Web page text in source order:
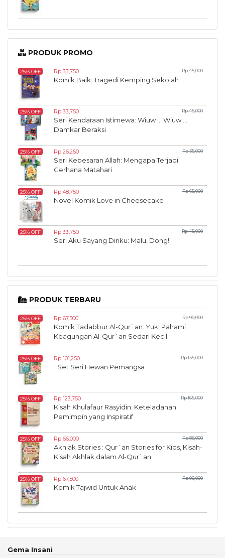
PRODUK PROMO
25% OFF Rp 33,750 Rp 45,000
Komik Baik: Tragedi Kemping Sekolah
25% OFF Rp 33,750 Rp 45,000
Seri Kendaraan Istimewa: Wiuw ... Wiuw ...
Damkar Beraksi
25% OFF Rp 26,250 Rp 35,000
Seri Kebesaran Allah: Mengapa Terjadi
Gerhana Matahari
25% OFF Rp 48,750 Rp 65,000
Novel Komik Love in Cheesecake
25% OFF Rp 33,750 Rp 45,000
Seri Aku Sayang Diriku: Malu, Dong!
PRODUK TERBARU
25% OFF Rp 67,500 Rp 90,000
Komik Tadabbur Al-Qur`an: Yuk! Pahami
Keagungan Al-Qur`an Sedari Kecil
25% OFF Rp 101,250 Rp 135,000
1 Set Seri Hewan Pemangsa
25% OFF Rp 123,750 Rp 165,000
Kisah Khulafaur Rasyidin: Keteladanan
Pemimpin yang Inspiratif
25% OFF Rp 66,000 Rp 88,000
Akhlak Stories : Qur`an Stories for Kids, Kisah-
Kisah Akhlak dalam Al-Qur`an
25% OFF Rp 67,500 Rp 90,000
Komik Tajwid Untuk Anak
Gema Insani